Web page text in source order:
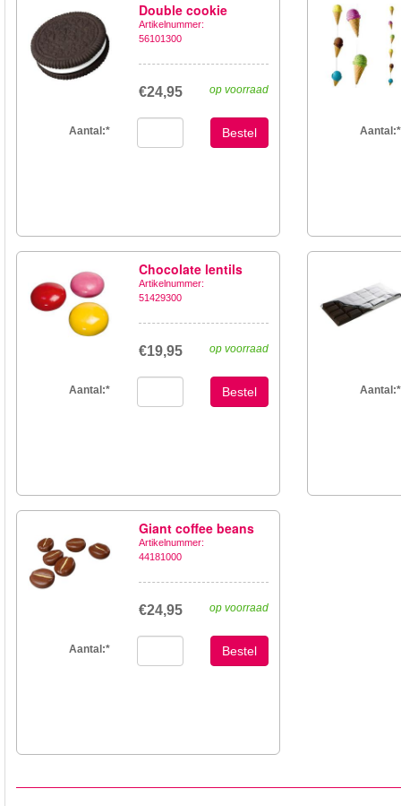
Double cookie
Artikelnummer:
56101300
op voorraad
€24,95
Aantal:* Bestel Aantal:*
Chocolate lentils
Artikelnummer:
51429300
op voorraad
€19,95
Aantal:* Bestel Aantal:*
Giant coffee beans
Artikelnummer:
44181000
op voorraad
€24,95
Aantal:* Bestel